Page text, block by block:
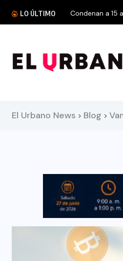
LO ÚLTIMO Condenan a 15
El Urbano News > Blog >